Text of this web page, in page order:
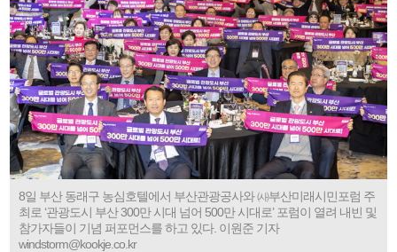
8일 부산 동래구 농심호텔에서 부산관광공사와 ㈔부산미래시민포럼 주
최로 ‘관광도시 부산 300만 시대 넘어 500만 시대로’ 포럼이 열려 내빈 및
참가자들이 기념 퍼포먼스를 하고 있다. 이원준 기자
windstorm@kookje.co.kr